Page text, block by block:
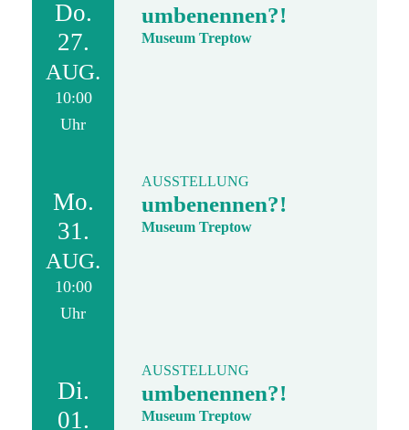
Do.
27.
AUG.
10:00
Uhr
umbenennen?!
Museum Treptow
Mo.
31.
AUG.
10:00
Uhr
AUSSTELLUNG
umbenennen?!
Museum Treptow
Di.
01.
AUSSTELLUNG
umbenennen?!
Museum Treptow